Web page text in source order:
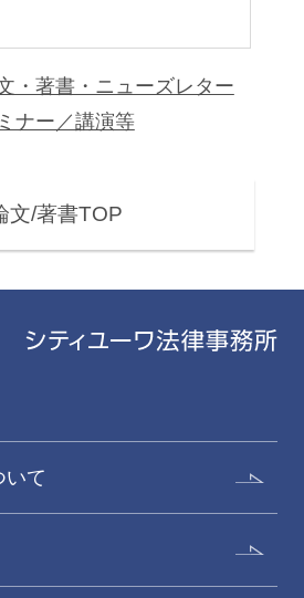
・著書・ニューズレター
ナー／講演等
文/著書TOP
いて